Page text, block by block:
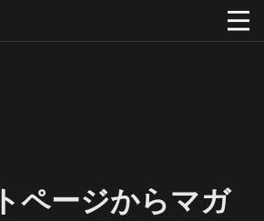
ページからマガ